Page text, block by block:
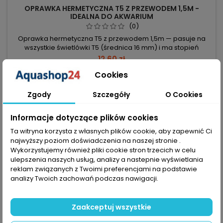
OPRAWKA HERMETYCZNA T5 Z PRZEWODEM 1,5M -
IDEALNA DO AKWARIUM
(0)
Oprawka hermetyczna T5 z przewodem 1,5m — pasuje na
wszystkie świetlówki T5 (średnica 16 mm) i ma stopień
ochrony IP44. Gotowa do podłączenia dzięki przewodowi 1,5
(średnica 16 mm) — prosty dobór zamiennika. Stopień
ochrony: IP44 — ochrona przed bryzgami wody. Konstrukcja:
korpus zewnętrzny i...
12,60 zł
 Dodaj do koszyka
W magazynie
Cookies
Zgody Szczegóły O Cookies
Informacje dotyczące plików cookies
Ta witryna korzysta z własnych plików cookie, aby zapewnić Ci
najwyższy poziom doświadczenia na naszej stronie .
Wykorzystujemy również pliki cookie stron trzecich w celu
ulepszenia naszych usług, analizy a nastepnie wyświetlania
reklam związanych z Twoimi preferencjami na podstawie
analizy Twoich zachowań podczas nawigacji.
Zaakceptuj wszystkie